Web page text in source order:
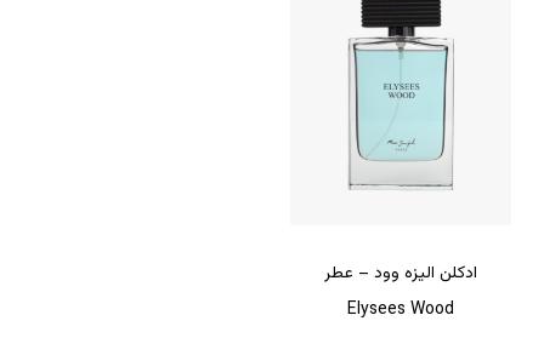
ادکلن الیزه وود – عطر
Elysees Wood